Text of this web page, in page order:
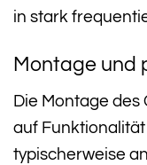
in stark
Montage und
Die Montage des
auf Funktionalität
typischerweise